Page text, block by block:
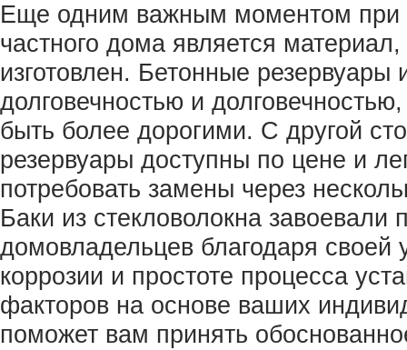
Еще одним важным моментом при
частного дома является материал,
изготовлен. Бетонные резервуары
долговечностью и
быть более дорогими. С другой
резервуары доступны по цене и
потребовать замены через
Баки из стекловолокна завоевали
домовладельцев благодаря своей
коррозии и простоте процесса
факторов на основе ваших
поможет вам принять